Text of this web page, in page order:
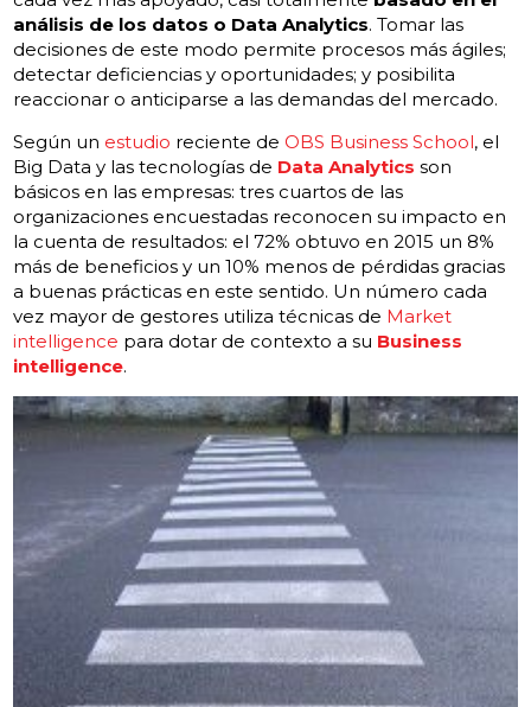
análisis de los datos o Data Analytics. Tomar las
decisiones de este modo permite procesos más ágiles;
detectar deficiencias y oportunidades; y posibilita
reaccionar o anticiparse a las demandas del mercado.
Según un estudio reciente de OBS Business School, el
Big Data y las tecnologías de Data Analytics son
básicos en las empresas: tres cuartos de las
organizaciones encuestadas reconocen su impacto en
la cuenta de resultados: el 72% obtuvo en 2015 un 8%
más de beneficios y un 10% menos de pérdidas gracias
a buenas prácticas en este sentido. Un número cada
vez mayor de gestores utiliza técnicas de Market
intelligence para dotar de contexto a su Business
intelligence.